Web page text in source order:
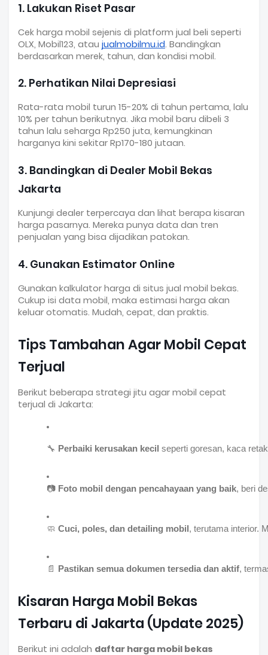
1. Lakukan Riset Pasar
Cek harga mobil sejenis di platform jual beli seperti
OLX, Mobil123, atau jualmobilmu.id. Bandingkan
berdasarkan merek, tahun, dan kondisi mobil.
2. Perhatikan Nilai Depresiasi
Rata-rata mobil turun 15-20% di tahun pertama, lalu
10% per tahun berikutnya. Jika mobil baru dibeli 3
tahun lalu seharga Rp250 juta, kemungkinan
harganya kini sekitar Rp170-180 jutaan.
3. Bandingkan di Dealer Mobil Bekas
Jakarta
Kunjungi dealer terpercaya dan lihat berapa kisaran
harga pasarnya. Mereka punya data dan tren
penjualan yang bisa dijadikan patokan.
4. Gunakan Estimator Online
Gunakan kalkulator harga di situs jual mobil bekas.
Cukup isi data mobil, maka estimasi harga akan
keluar otomatis. Mudah, cepat, dan praktis.
Tips Tambahan Agar Mobil Cepat
Terjual
Berikut beberapa strategi jitu agar mobil cepat
terjual di Jakarta:
🔧 Perbaiki kerusakan kecil seperti goresan, kaca
📷 Foto mobil dengan pencahayaan yang baik, beri
🧼 Cuci, poles, dan detailing mobil, terutama interior.
📄 Pastikan semua dokumen tersedia dan aktif,
Kisaran Harga Mobil Bekas
Terbaru di Jakarta (Update 2025)
Berikut ini adalah daftar harga mobil bekas